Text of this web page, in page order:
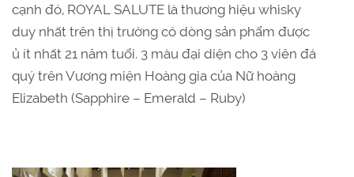
cạnh đó, ROYAL SALUTE là thương hiệu whisky
duy nhất trên thị trường có dòng sản phẩm được
ủ ít nhất 21 năm tuổi. 3 màu đại diện cho 3 viên đá
quý trên Vương miện Hoàng gia của Nữ hoàng
Elizabeth (Sapphire – Emerald – Ruby)